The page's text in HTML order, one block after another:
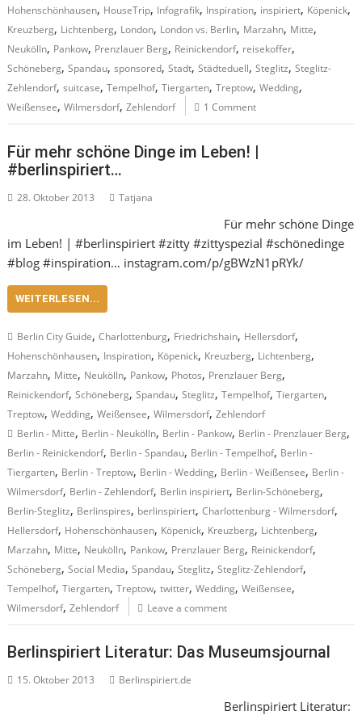
Hohenschönhausen, HouseTrip, Infografik, Inspiration, inspiriert, Köpenick,
Kreuzberg, Lichtenberg, London, London vs. Berlin, Marzahn, Mitte,
Neukölln, Pankow, Prenzlauer Berg, Reinickendorf, reisekoffer,
Schöneberg,Spandau,sponsored,Stadt,Städteduell,Steglitz,Steglitz-
Zehlendorf,suitcase,Tempelhof,Tiergarten,Treptow,Wedding,
Weißensee,Wilmersdorf,Zehlendorf 1 Comment
Für mehr schöne Dinge im Leben! |
#berlinspiriert…
28. Oktober 2013 Tatjana
Für mehr schöne Dinge
im Leben! | #berlinspiriert #zitty #zittyspezial #schönedinge
#blog #inspiration… instagram.com/p/gBWzN1pRYk/
WEITERLESEN...
Berlin City Guide,Charlottenburg, Friedrichshain, Hellersdorf,
Hohenschönhausen, Inspiration, Köpenick, Kreuzberg, Lichtenberg,
Marzahn, Mitte, Neukölln, Pankow, Photos, Prenzlauer Berg,
Reinickendorf,Schöneberg,Spandau,Steglitz,Tempelhof,Tiergarten,
Treptow,Wedding,Weißensee,Wilmersdorf,Zehlendorf
Berlin - Mitte, Berlin - Neukölln, Berlin - Pankow, Berlin - Prenzlauer Berg,
Berlin - Reinickendorf, Berlin - Spandau, Berlin - Tempelhof, Berlin -
Tiergarten, Berlin - Treptow, Berlin - Wedding, Berlin - Weißensee, Berlin -
Wilmersdorf, Berlin - Zehlendorf, Berlin inspiriert, Berlin-Schöneberg,
Berlin-Steglitz, Berlinspires, berlinspiriert,Charlottenburg - Wilmersdorf,
Hellersdorf, Hohenschönhausen, Köpenick, Kreuzberg, Lichtenberg,
Marzahn, Mitte, Neukölln, Pankow, Prenzlauer Berg, Reinickendorf,
Schöneberg,Social Media,Spandau,Steglitz,Steglitz-Zehlendorf,
Tempelhof,Tiergarten,Treptow,twitter,Wedding,Weißensee,
Wilmersdorf,Zehlendorf Leave a comment
Berlinspiriert Literatur: Das Museumsjournal
15. Oktober 2013 Berlinspiriert.de
Berlinspiriert Literatur: